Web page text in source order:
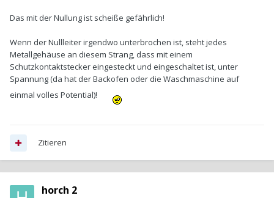
Das mit der Nullung ist scheiße gefährlich!
Wenn der Nullleiter irgendwo unterbrochen ist, steht jedes
Metallgehäuse an diesem Strang, dass mit einem
Schutzkontaktstecker eingesteckt und eingeschaltet ist, unter
Spannung (da hat der Backofen oder die Waschmaschine auf
einmal volles Potential)!
Zitieren
horch 2